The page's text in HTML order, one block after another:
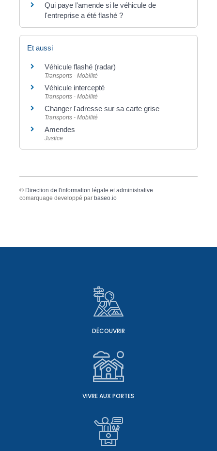
Qui paye l'amende si le véhicule de
l'entreprise a été flashé ?
Et aussi
Véhicule flashé (radar)
Transports - Mobilité
Véhicule intercepté
Transports - Mobilité
Changer l'adresse sur sa carte grise
Transports - Mobilité
Amendes
Justice
© Direction de l'information légale et administrative
comarquage developpé par baseo.io
DÉCOUVRIR
VIVRE AUX PORTES